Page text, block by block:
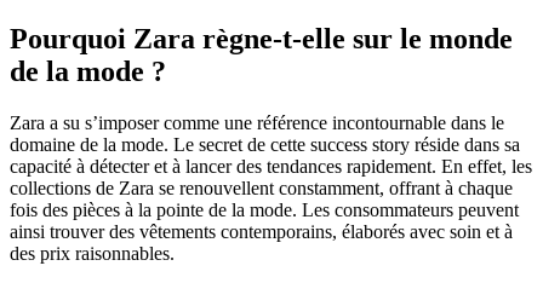
Pourquoi Zara règne-t-elle sur le monde
de la mode ?
Zara a su s’imposer comme une référence incontournable dans le
domaine de la mode. Le secret de cette success story réside dans sa
capacité à détecter et à lancer des tendances rapidement. En effet, les
collections de Zara se renouvellent constamment, offrant à chaque
fois des pièces à la pointe de la mode. Les consommateurs peuvent
ainsi trouver des vêtements contemporains, élaborés avec soin et à
des prix raisonnables.